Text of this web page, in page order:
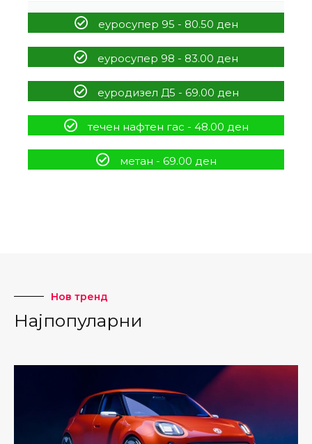
еуросупер 95 - 80.50 ден
еуросупер 98 - 83.00 ден
еуродизел Д5 - 69.00 ден
течен нафтен гас - 48.00 ден
метан - 69.00 ден
Нов тренд
Најпопуларни